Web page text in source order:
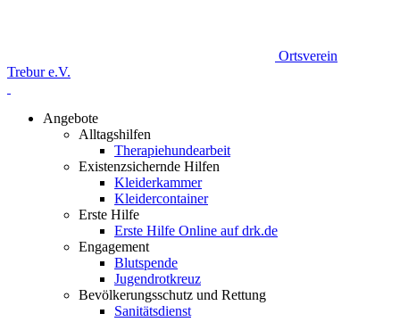
Ortsverein
Trebur e.V.
Angebote
Alltagshilfen
Therapiehundearbeit
Existenzsichernde Hilfen
Kleiderkammer
Kleidercontainer
Erste Hilfe
Erste Hilfe Online auf drk.de
Engagement
Blutspende
Jugendrotkreuz
Bevölkerungsschutz und Rettung
Sanitätsdienst